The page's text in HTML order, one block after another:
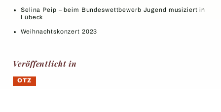
Selina Peip – beim Bundeswettbewerb Jugend musiziert in
Lübeck
Weihnachtskonzert 2023
Veröffentlicht in
OTZ